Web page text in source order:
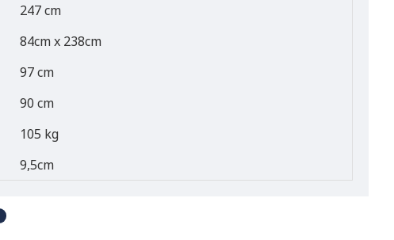
247 cm
84cm x 238cm
97 cm
90 cm
105 kg
9,5cm